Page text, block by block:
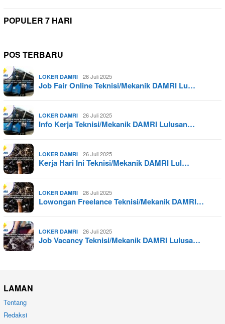
POPULER 7 HARI
POS TERBARU
LOKER DAMRI 26 Juli 2025
Job Fair Online Teknisi/Mekanik DAMRI Lu…
LOKER DAMRI 26 Juli 2025
Info Kerja Teknisi/Mekanik DAMRI Lulusan…
LOKER DAMRI 26 Juli 2025
Kerja Hari Ini Teknisi/Mekanik DAMRI Lul…
LOKER DAMRI 26 Juli 2025
Lowongan Freelance Teknisi/Mekanik DAMRI…
LOKER DAMRI 26 Juli 2025
Job Vacancy Teknisi/Mekanik DAMRI Lulusa…
LAMAN
Tentang
Redaksi